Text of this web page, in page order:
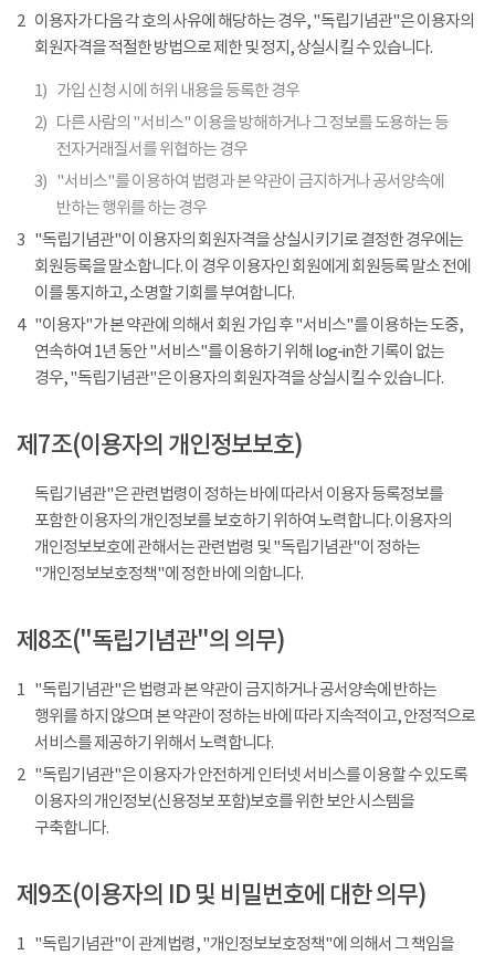
2 이용자가 다음 각 호의 사유에 해당하는 경우, "독립기념관"은 이용자의
회원자격을 적절한 방법으로 제한 및 정지, 상실시킬 수 있습니다.
1) 가입 신청 시에 허위 내용을 등록한 경우
2) 다른 사람의 "서비스" 이용을 방해하거나 그 정보를 도용하는 등
전자거래질서를 위협하는 경우
3) "서비스"를 이용하여 법령과 본 약관이 금지하거나 공서양속에
반하는 행위를 하는 경우
3 "독립기념관"이 이용자의 회원자격을 상실시키기로 결정한 경우에는
회원등록을 말소합니다. 이 경우 이용자인 회원에게 회원등록 말소 전에
이를 통지하고, 소명할 기회를 부여합니다.
4
"이용자"가 본 약관에 의해서 회원 가입 후 "서비스"를 이용하는 도중,
연속하여 1년 동안 "서비스"를 이용하기 위해 log-in한 기록이 없는
경우, "독립기념관"은 이용자의 회원자격을 상실시킬 수 있습니다.
제7조(이용자의 개인정보보호)
독립기념관"은 관련법령이 정하는 바에 따라서 이용자 등록정보를
포함한 이용자의 개인정보를 보호하기 위하여 노력합니다. 이용자의
개인정보보호에 관해서는 관련법령 및 "독립기념관"이 정하는
"개인정보보호정책"에 정한 바에 의합니다.
제8조("독립기념관"의 의무)
1 "독립기념관"은 법령과 본 약관이 금지하거나 공서양속에 반하는
행위를 하지 않으며 본 약관이 정하는 바에 따라 지속적이고, 안정적으로
서비스를 제공하기 위해서 노력합니다.
2 "독립기념관"은 이용자가 안전하게 인터넷 서비스를 이용할 수 있도록
이용자의 개인정보(신용정보 포함)보호를 위한 보안 시스템을
구축합니다.
제9조(이용자의 ID 및 비밀번호에 대한 의무)
1 "독립기념관"이 관계법령, "개인정보보호정책"에 의해서 그 책임을